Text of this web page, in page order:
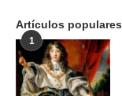
Artículos populares
1